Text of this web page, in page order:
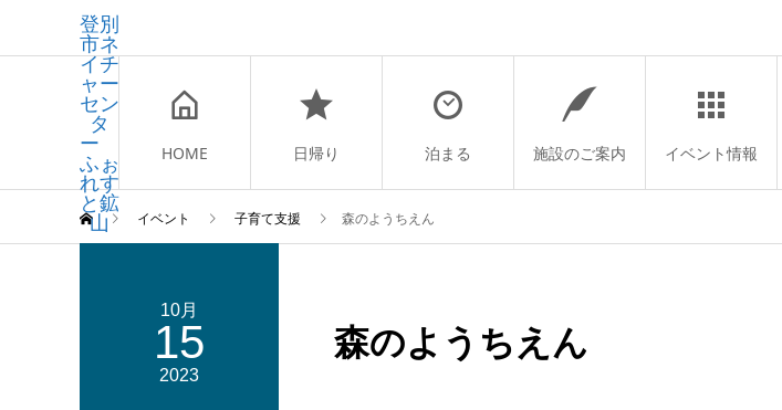
登別
市ネ
イチ
ャー
セン
タ
ー
ふぉ
れす
と鉱
山
HOME 日帰り 泊まる 施設のご案内 イベント情報
イベント 子育て支援 森のようちえん
10月
15
2023
森のようちえん